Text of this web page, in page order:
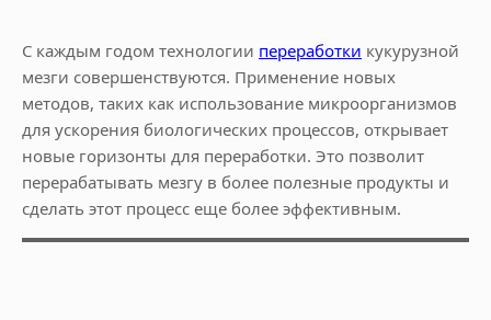
С каждым годом технологии переработки кукурузной
мезги совершенствуются. Применение новых
методов, таких как использование микроорганизмов
для ускорения биологических процессов, открывает
новые горизонты для переработки. Это позволит
перерабатывать мезгу в более полезные продукты и
сделать этот процесс еще более эффективным.